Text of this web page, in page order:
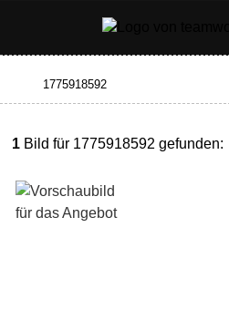
1 Bild für 1775918592 gefunden: